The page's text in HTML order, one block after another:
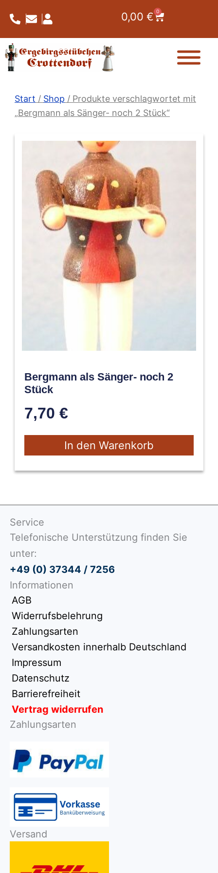
Inhalt
springen
0,00 € 0
Warenkorb
Start / Shop / Produkte verschlagwortet mit
„Bergmann als Sänger- noch 2 Stück“
Bergmann als Sänger- noch 2
Stück
7,70 €
In den Warenkorb
Service
Telefonische Unterstützung finden Sie
unter:
+49 (0) 37344 / 7256
Informationen
AGB
Widerrufsbelehrung
Zahlungsarten
Versandkosten innerhalb Deutschland
Impressum
Datenschutz
Barrierefreiheit
Vertrag widerrufen
Zahlungsarten
Versand